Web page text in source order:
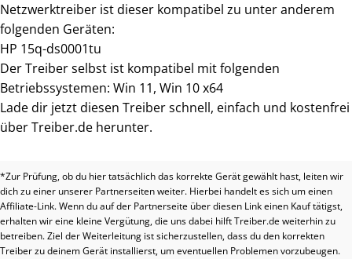
Netzwerktreiber ist dieser kompatibel zu unter anderem
folgenden Geräten:
HP 15q-ds0001tu
Der Treiber selbst ist kompatibel mit folgenden
Betriebssystemen: Win 11, Win 10 x64
Lade dir jetzt diesen Treiber schnell, einfach und kostenfrei
über Treiber.de herunter.
*Zur Prüfung, ob du hier tatsächlich das korrekte Gerät gewählt hast, leiten wir
dich zu einer unserer Partnerseiten weiter. Hierbei handelt es sich um einen
Affiliate-Link. Wenn du auf der Partnerseite über diesen Link einen Kauf tätigst,
erhalten wir eine kleine Vergütung, die uns dabei hilft Treiber.de weiterhin zu
betreiben. Ziel der Weiterleitung ist sicherzustellen, dass du den korrekten
Treiber zu deinem Gerät installierst, um eventuellen Problemen vorzubeugen.